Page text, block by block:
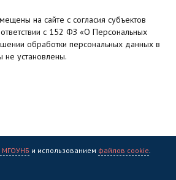
на сайте с согласия субъектов
с 152 ФЗ «О Персональных
обработки персональных данных в
не установлены.
© 2006 - 2026
МГОУНБ и использованием файлов cookie.